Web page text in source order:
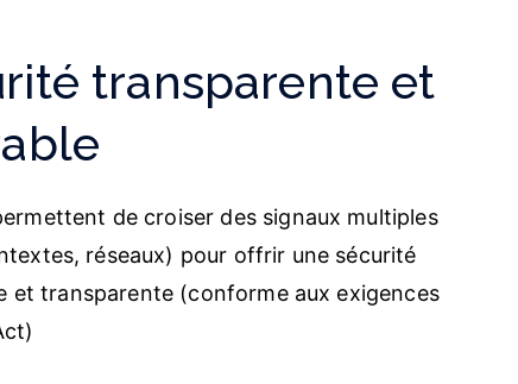
transparente et
de croiser des signaux multiples
réseaux) pour offrir une sécurité
et transparente (conforme aux exigences